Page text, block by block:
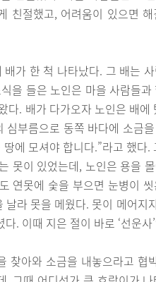
친절했고, 어려움이 있으면
가 한 척 나타났다. 그 배는
을 들은 노인은 마을 사람들
다. 배가 다가오자 노인은 배
심부름으로 동쪽 바다에 소금
에 모셔야 합니다.”라고 했
못이 있었는데, 노인은 용을
연못에 숯을 부으면 눈병이
날라 못을 메웠다. 못이 메어
. 이때 지은 절이 바로 ‘선운사
찾아와 소금을 내놓으라고